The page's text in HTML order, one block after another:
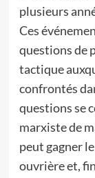
plusieurs
Ces
questions de
tactique
confrontés
questions se
marxiste de
peut gagner
ouvrière et,